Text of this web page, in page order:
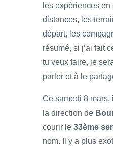
les expériences
distances, les
départ, les
résumé, si j’ai fait
tu veux faire, je
parler et à le
Ce samedi 8 mars,
la direction de
courir le 33ème
nom. Il y a plus